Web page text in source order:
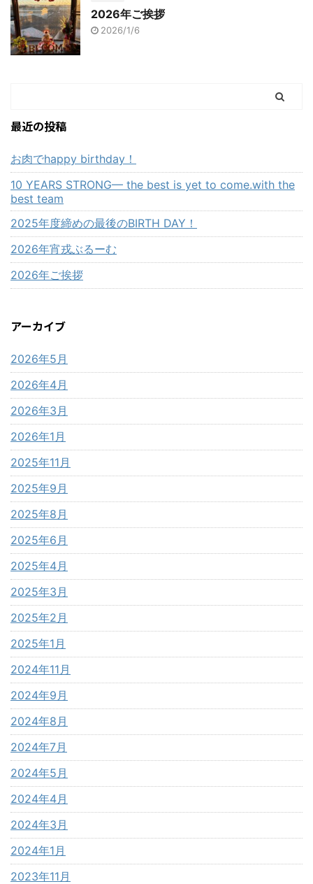
2026年ご挨拶
2026/1/6
最近の投稿
お肉でhappy birthday！
10 YEARS STRONG— the best is yet to come.with the
best team
2025年度締めの最後のBIRTH DAY！
2026年宵戎ぶるーむ
2026年ご挨拶
アーカイブ
2026年5月
2026年4月
2026年3月
2026年1月
2025年11月
2025年9月
2025年8月
2025年6月
2025年4月
2025年3月
2025年2月
2025年1月
2024年11月
2024年9月
2024年8月
2024年7月
2024年5月
2024年4月
2024年3月
2024年1月
2023年11月